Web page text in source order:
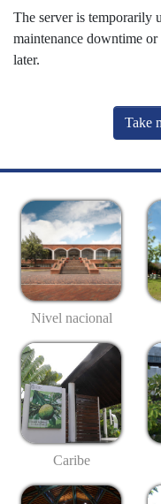
The server is temporarily
maintenance downtime
later.
Take
Nivel nacional
Caribe